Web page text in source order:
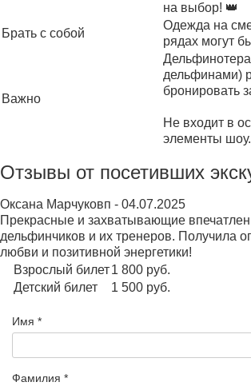
на выбор! 👑
Брать с собой
Одежда на
рядах могут
Важно
дельфинами)
бронировать
Не входит в
элементы шоу.
Отзывы от посетивших
Оксана Марчуковп - 04.07.2025
Прекрасные и захватывающие
дельфинчиков и их тренеров. Получила
любви и позитивной энергетики!
Взрослый билет1 800 руб.
Детский билет
1 500 руб.
Имя *
Фамилия *